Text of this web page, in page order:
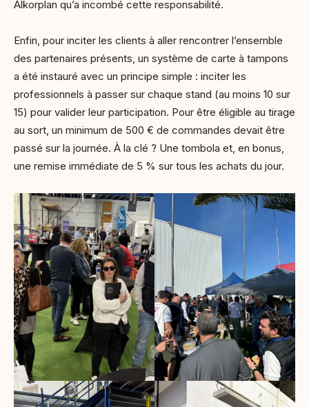
Alkorplan qu’a incombé cette responsabilité.
Enfin, pour inciter les clients à aller rencontrer l’ensemble
des partenaires présents, un système de carte à tampons
a été instauré avec un principe simple : inciter les
professionnels à passer sur chaque stand (au moins 10 sur
15) pour valider leur participation. Pour être éligible au tirage
au sort, un minimum de 500 € de commandes devait être
passé sur la journée. À la clé ? Une tombola et, en bonus,
une remise immédiate de 5 % sur tous les achats du jour.